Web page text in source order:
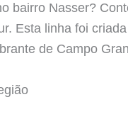
bairro Nasser?
Esta linha foi
de Campo